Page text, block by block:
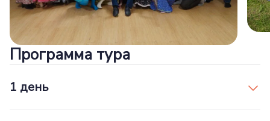
Программа тура
1 день